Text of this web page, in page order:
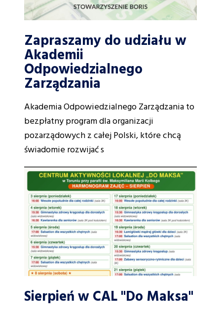
Zapraszamy do udziału w
Akademii
Odpowiedzialnego
Zarządzania
Akademia Odpowiedzialnego Zarządzania to
bezpłatny program dla organizacji
pozarządowych z całej Polski, które chcą
świadomie rozwijać s
Sierpień w CAL "Do Maksa"